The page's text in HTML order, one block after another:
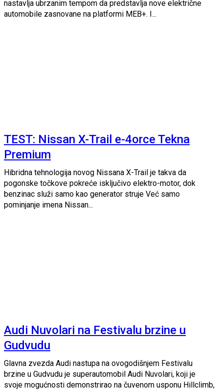
nastavlja ubrzanim tempom da predstavlja nove električne
automobile zasnovane na platformi MEB+. I...
TEST: Nissan X-Trail e-4orce Tekna
Premium
Hibridna tehnologija novog Nissana X-Trail je takva da
pogonske točkove pokreće isključivo elektro-motor, dok
benzinac služi samo kao generator struje Već samo
pominjanje imena Nissan...
Audi Nuvolari na Festivalu brzine u
Gudvudu
Glavna zvezda Audi nastupa na ovogodišnjem Festivalu
brzine u Gudvudu je superautomobil Audi Nuvolari, koji je
svoje mogućnosti demonstrirao na čuvenom usponu Hillclimb,